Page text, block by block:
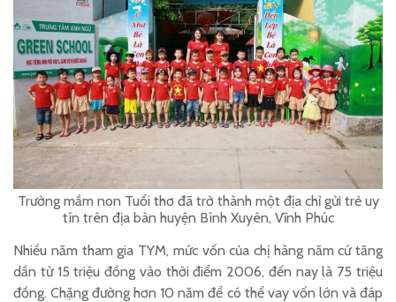
Trưởng mầm non Tuổi thơ đã trở thành một địa chỉ gửi trẻ uy
tín trên địa bàn huyện Bình Xuyên, Vĩnh Phúc
Nhiều năm tham gia TYM, mức vốn của chị hàng năm cứ tăng
dần từ 15 triệu đồng vào thời điểm 2006, đến nay là 75 triệu
đồng. Chặng đường hơn 10 năm để có thể vay vốn lớn và đáp